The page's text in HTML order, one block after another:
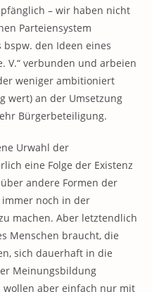
– wir haben nicht
Parteiensystem
den Ideen eines
V.“ verbunden und arbeien
weniger ambitioniert
wert) an der Umsetzung
Bürgerbeteiligung.
Urwahl der
eine Folge der Existenz
andere Formen der
noch in der
machen. Aber letztendlich
Menschen braucht, die
sich dauerhaft in die
Meinungsbildung
aber einfach nur mit